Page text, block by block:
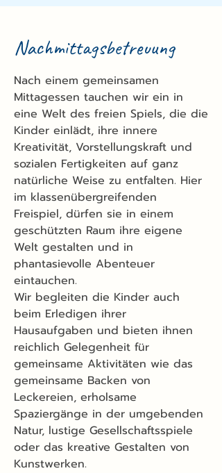
Nachmittagsbetreuung
Nach einem gemeinsamen
Mittagessen tauchen wir ein in
eine Welt des freien Spiels, die die
Kinder einlädt, ihre innere
Kreativität, Vorstellungskraft und
sozialen Fertigkeiten auf ganz
natürliche Weise zu entfalten. Hier
im klassenübergreifenden
Freispiel, dürfen sie in einem
geschützten Raum ihre eigene
Welt gestalten und in
phantasievolle Abenteuer
eintauchen.
Wir begleiten die Kinder auch
beim Erledigen ihrer
Hausaufgaben und bieten ihnen
reichlich Gelegenheit für
gemeinsame Aktivitäten wie das
gemeinsame Backen von
Leckereien, erholsame
Spaziergänge in der umgebenden
Natur, lustige Gesellschaftsspiele
oder das kreative Gestalten von
Kunstwerken.